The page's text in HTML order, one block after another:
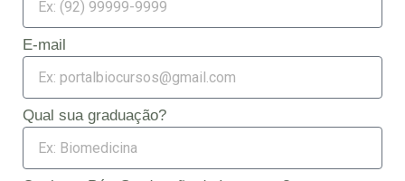
E-mail
Qual sua graduação?